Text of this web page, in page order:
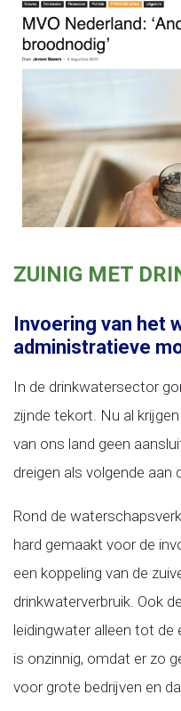
ZUINIG MET
Invoering van het
administratieve
In de drinkwatersector
zijnde tekort. Nu al
van ons land geen
dreigen als volgende aan
Rond de
hard gemaakt voor de
een koppeling van de
drinkwaterverbruik. Ook
leidingwater alleen tot de
is onzinnig, omdat er zo
voor grote bedrijven en